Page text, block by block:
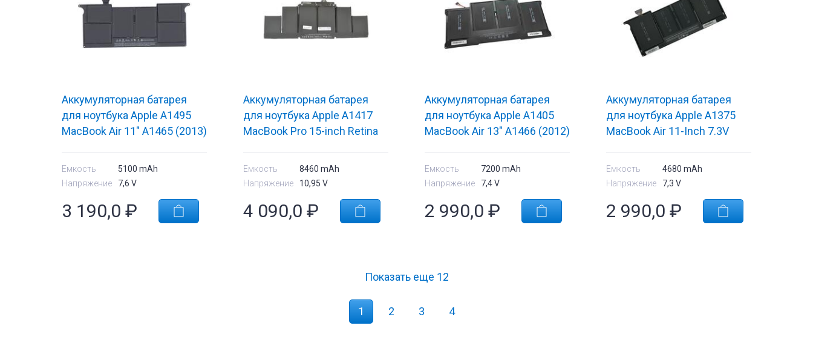
Аккумуляторная батарея
для ноутбука Apple A1495
MacBook Air 11" A1465 (2013)
Емкость
5100 mAh
Напряжение
7,6 V
3 190,0 ₽
Аккумуляторная батарея
для ноутбука Apple A1417
MacBook Pro 15-inch Retina
Orig
Емкость
8460 mAh
Напряжение
10,95 V
4 090,0 ₽
Аккумуляторная батарея
для ноутбука Apple A1405
MacBook Air 13" A1466 (2012)
Емкость
7200 mAh
Напряжение
7,4 V
2 990,0 ₽
Аккумуляторная батарея
для ноутбука Apple A1375
MacBook Air 11-Inch 7.3V
Емкость
4680 mAh
Напряжение
7,3 V
2 990,0 ₽
Показать еще 12
1 2 3 4